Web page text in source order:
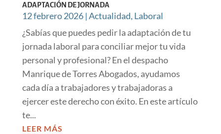
ADAPTACIÓN DE JORNADA
12 febrero 2026|Actualidad, Laboral
¿Sabías que puedes pedir la adaptación de tu
jornada laboral para conciliar mejor tu vida
personal y profesional? En el despacho
Manrique de Torres Abogados, ayudamos
cada día a trabajadores y trabajadoras a
ejercer este derecho con éxito. En este artículo
te...
LEER MÁS